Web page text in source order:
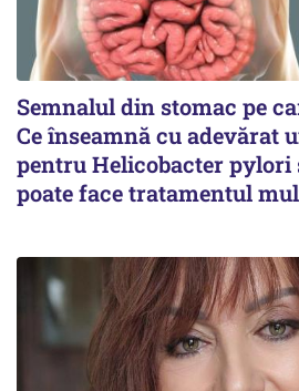
Semnalul din stomac pe
Ce înseamnă cu adevărat
pentru Helicobacter pylori
poate face tratamentul